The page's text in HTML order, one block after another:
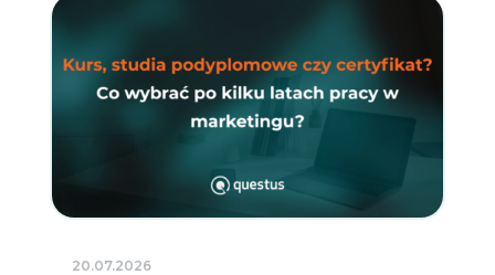
20.07.2026